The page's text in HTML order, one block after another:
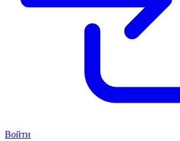
Войти